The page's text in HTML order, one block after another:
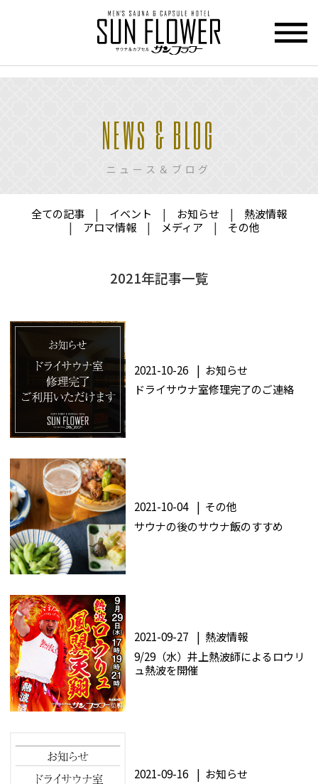
トップページ
カプセル ホテル
SAUNA サウナ
GUIDANCE ご利用案内
ACCESS アクセス
RESERVATION
NEWS & BLOG ニュース＆ブログ
NEWS & BLOG
ニュース＆ブログ
全ての記事 イベント お知らせ
熱波情報
アロマ情報
メディア その他
2021年記事一覧
2021-10-26
お知らせ
ドライサウナ室修理完了のご連絡
2021-10-04
その他
サウナの後のサウナ飯のすすめ
2021-09-27
熱波情報
9/29（水）井上熱波師によるロウリ
ュ熱波を開催
2021-09-16
お知らせ